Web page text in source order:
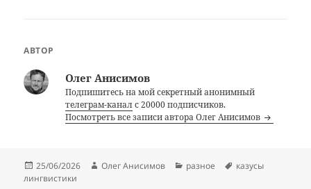
АВТОР
Олег Анисимов
Подпишитесь на мой секретный анонимный
телеграм-каналс 20000 подписчиков.
Посмотреть все записи автора Олег Анисимов
Опубликовано
25/06/2026 Автор
Олег Анисимов Рубрики
разное Метки
казусы
лингвистики